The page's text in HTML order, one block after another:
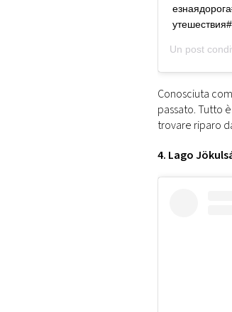
Un post
Conosciuta
passato. Tutto
trovare riparo
4. Lago